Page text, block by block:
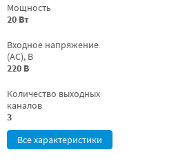
Мощность
20 Вт
Входное напряжение
(AC), В
220 В
Количество выходных
каналов
3
Все характеристики